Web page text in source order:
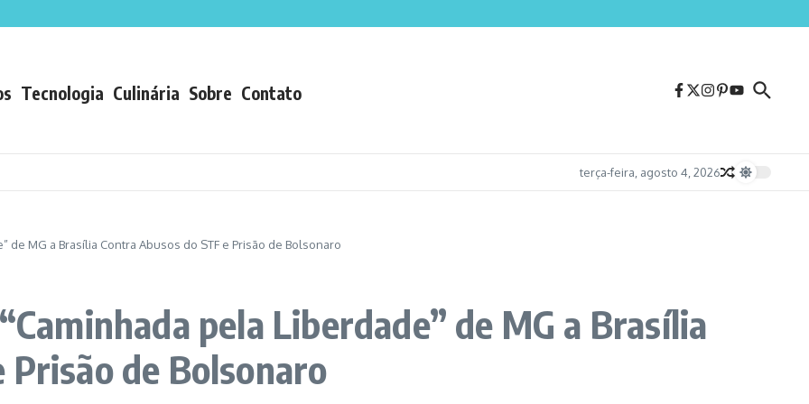
e Desafia o Governo Lula Rumo a 2026
Tecnologia Culinária Sobre Contato
terça-feira, agosto 4, 2026
de MG a Brasília Contra Abusos do STF e Prisão de Bolsonaro
pela Liberdade” de MG a Brasília
Prisão de Bolsonaro